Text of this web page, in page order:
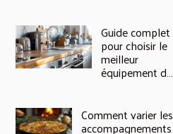
Guide complet
pour choisir le
meilleur
équipement de
cuisine
Comment varier les
accompagnements